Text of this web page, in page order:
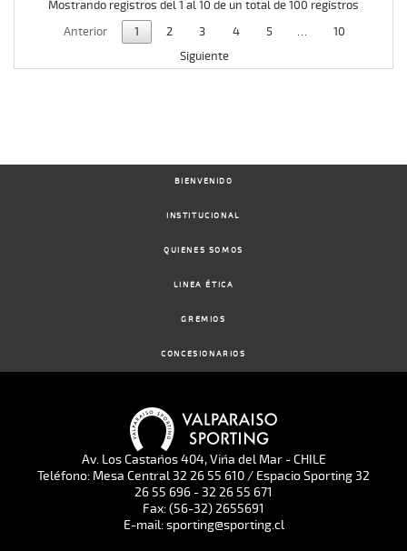
Mostrando registros del 1 al 10 de un total de 100 registros
Anterior
1 2 3 4 5 …
10
Siguiente
BIENVENIDO
INSTITUCIONAL
QUIENES SOMOS
LINEA ÉTICA
GREMIOS
CONCESIONARIOS
Av. Los Castaños 404, Viña del Mar - CHILE
Teléfono: Mesa Central 32 26 55 610 / Espacio Sporting 32
26 55 696 - 32 26 55 671
Fax: (56-32) 2655691
E-mail: sporting@sporting.cl